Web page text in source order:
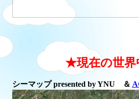
★現在の世界
シーマップ presented by YNU ＆